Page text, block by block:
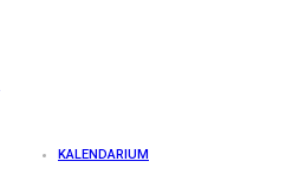
KALENDARIUM